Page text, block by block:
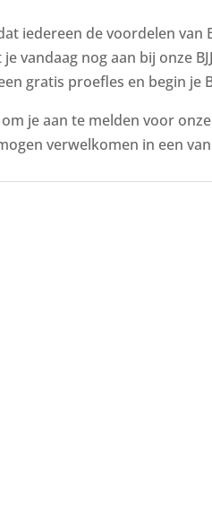
iedereen de voordelen
vandaag nog aan bij onze
gratis proefles en begin je
je aan te melden voor
verwelkomen in een